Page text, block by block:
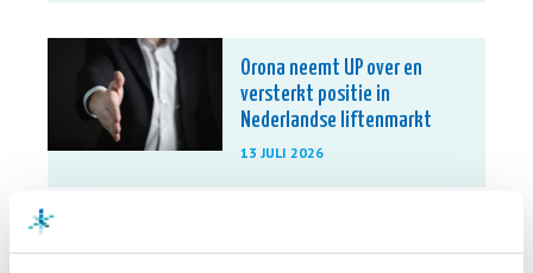
Orona neemt UP over en
versterkt positie in
Nederlandse liftenmarkt
13 JULI 2026
Update Digitaal Logboek